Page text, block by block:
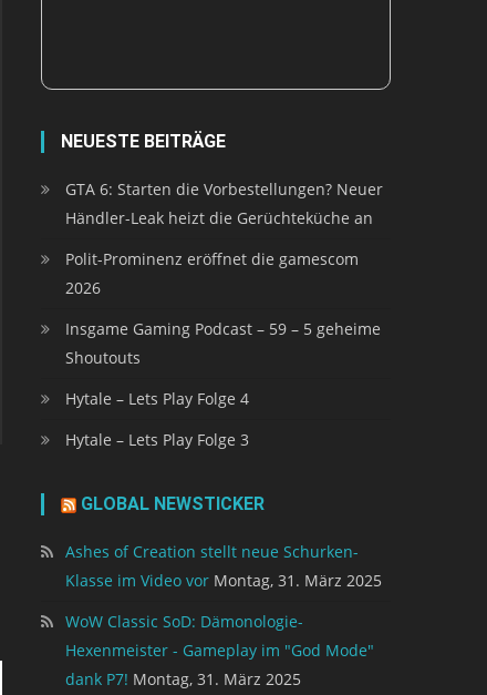
NEUESTE BEITRÄGE
GTA 6: Starten die Vorbestellungen? Neuer
Händler-Leak heizt die Gerüchteküche an
Polit-Prominenz eröffnet die gamescom
2026
Insgame Gaming Podcast – 59 – 5 geheime
Shoutouts
Hytale – Lets Play Folge 4
Hytale – Lets Play Folge 3
GLOBAL NEWSTICKER
Ashes of Creation stellt neue Schurken-
Klasse im Video vor Montag, 31. März 2025
WoW Classic SoD: Dämonologie-
Hexenmeister - Gameplay im "God Mode"
dank P7! Montag, 31. März 2025